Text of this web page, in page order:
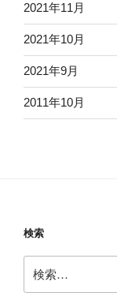
2021年11月
2021年10月
2021年9月
2011年10月
検索
索: